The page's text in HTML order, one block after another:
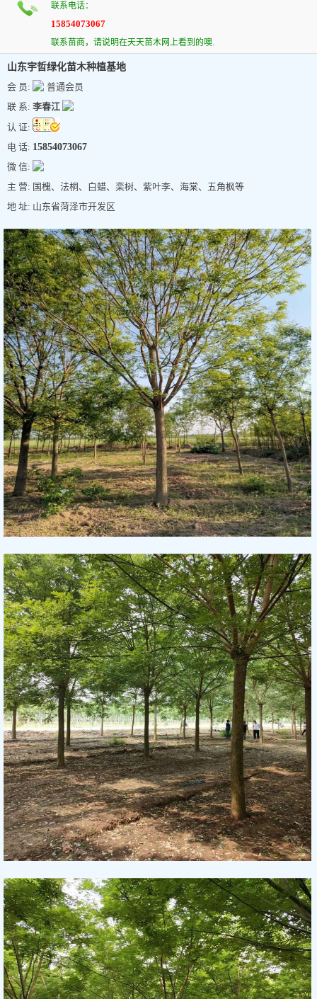
联系电话：
15854073067
联系苗商，请说明在天天苗木网上看到的噢.
山东宇哲绿化苗木种植基地
会 员:
普通会员
联 系: 李春江
认 证:
电 话: 15854073067
微 信:
主 营: 国槐、法桐、白蜡、栾树、紫叶李、海棠、五角枫等
地 址: 山东省菏泽市开发区